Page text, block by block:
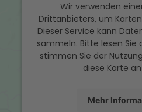
Wir verwenden
Drittanbieters, um
Dieser Service kann
sammeln. Bitte lesen Sie
stimmen Sie der
diese Karte
Mehr